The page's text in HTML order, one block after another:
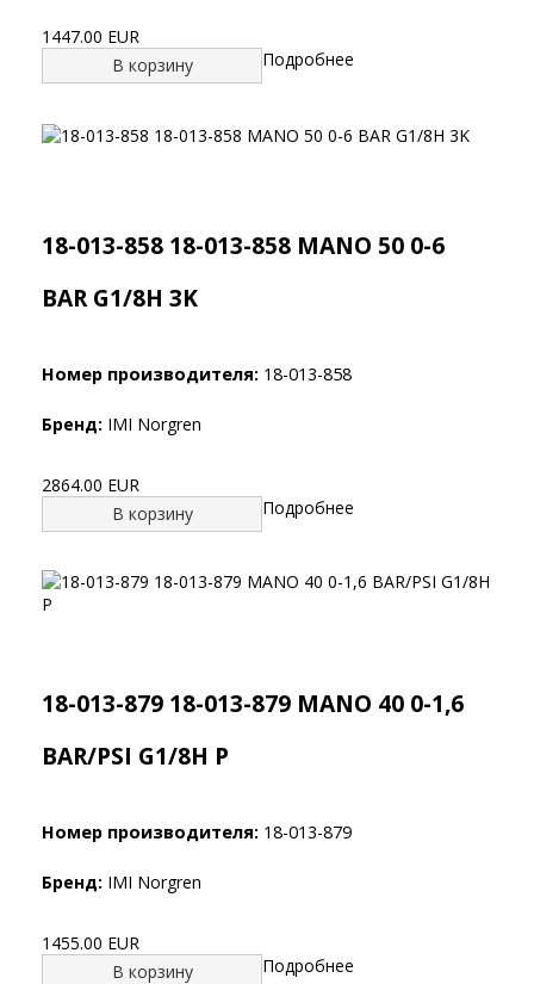
1447.00 EUR
В корзину
Подробнее
18-013-858 18-013-858 MANO 50 0-6
BAR G1/8H 3K
Номер производителя: 18-013-858
Бренд: IMI Norgren
2864.00 EUR
В корзину
Подробнее
18-013-879 18-013-879 MANO 40 0-1,6
BAR/PSI G1/8H P
Номер производителя: 18-013-879
Бренд: IMI Norgren
1455.00 EUR
В корзину
Подробнее